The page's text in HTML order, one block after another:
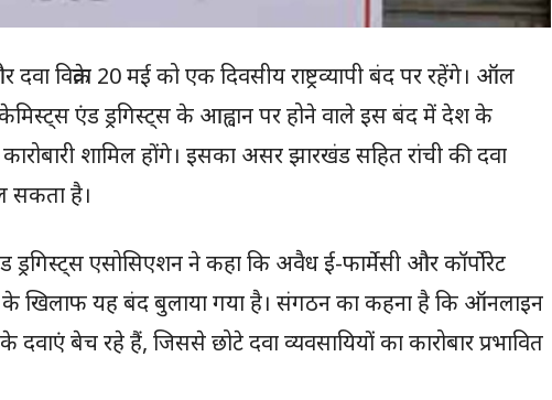
विक्रेता 20 मई को एक दिवसीय राष्ट्रव्यापी बंद पर रहेंगे। ऑल
एंड ड्रगिस्ट्स के आह्वान पर होने वाले इस बंद में देश के
शामिल होंगे। इसका असर झारखंड सहित रांची की दवा
सकता है।
ड्रगिस्ट्स एसोसिएशन ने कहा कि अवैध ई-फार्मेसी और कॉर्पोरेट
के खिलाफ यह बंद बुलाया गया है। संगठन का कहना है कि ऑनलाइन
के दवाएं बेच रहे हैं, जिससे छोटे दवा व्यवसायियों का कारोबार प्रभावित